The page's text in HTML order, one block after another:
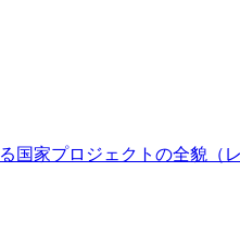
国家プロジェクトの全貌（